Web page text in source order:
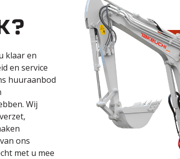
klaar en
en service
huuraanbod
Wij
ons
met u mee